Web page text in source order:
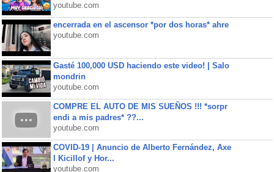
youtube.com
encerrada en el ascensor *por dos horas* ahre
youtube.com
Gasté 100,000 USD haciendo este video! | Salo
mondrin
youtube.com
COMPRE EL AUTO DE MIS SUEÑOS !!! *sorpr
endi a mis padres* ??...
youtube.com
COVID-19 | Anuncio de Alberto Fernández, Axe
l Kicillof y Hor...
youtube.com